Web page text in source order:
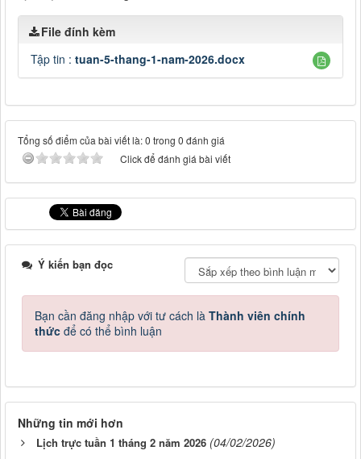
File đính kèm
Tập tin : tuan-5-thang-1-nam-2026.docx
Tổng số điểm của bài viết là: 0 trong 0 đánh giá
Click để đánh giá bài viết
Ý kiến bạn đọc
Bạn cần đăng nhập với tư cách là Thành viên chính
thức để có thể bình luận
Những tin mới hơn
Lịch trực tuần 1 tháng 2 năm 2026 (04/02/2026)